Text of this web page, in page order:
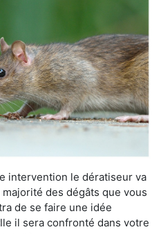
intervention le dératiseur va
des dégâts que vous
de se faire une idée
il sera confronté dans votre